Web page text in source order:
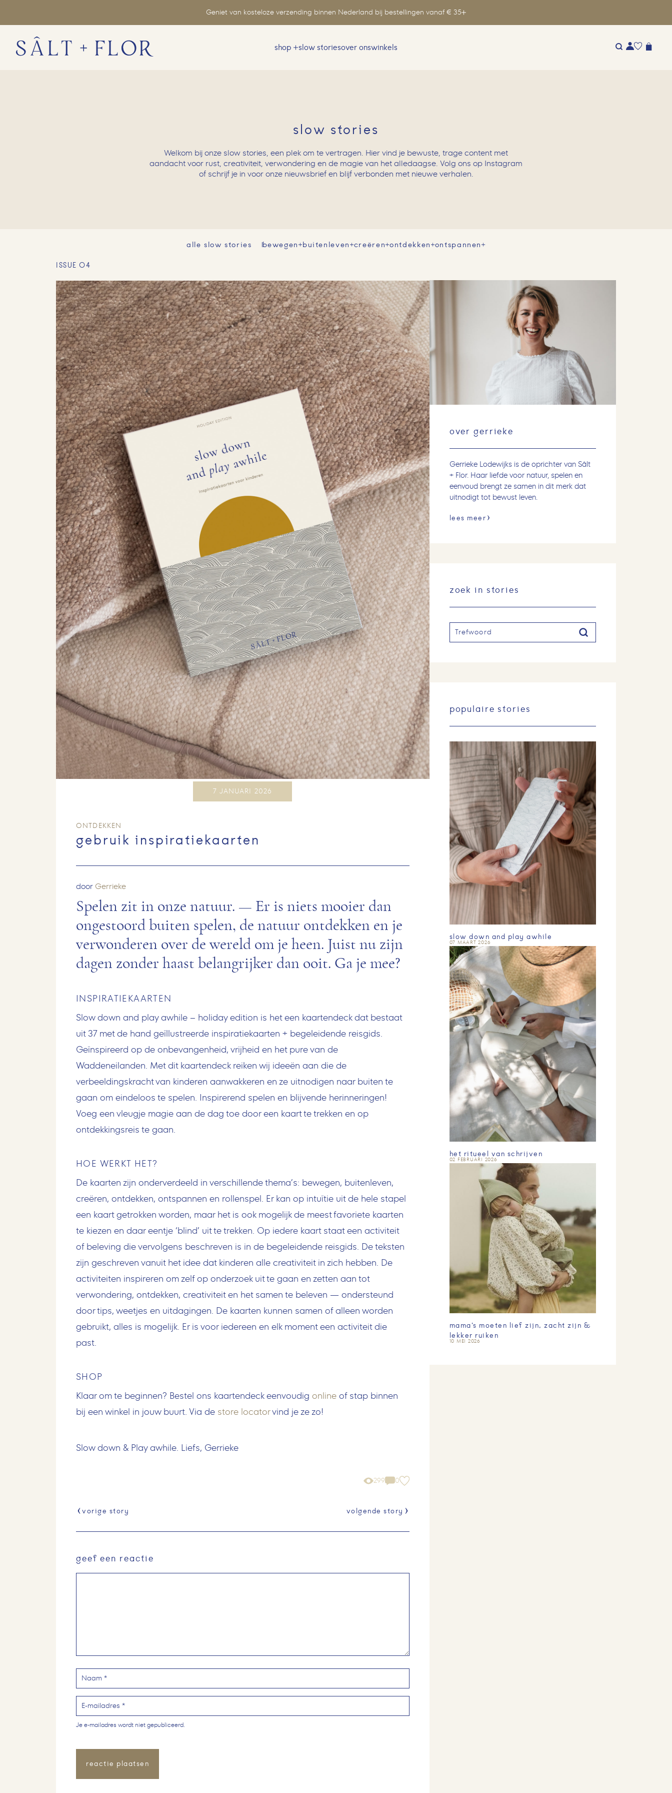
Geniet van kosteloze verzending binnen Nederland bij bestellingen vanaf € 35
shop slow storiesover onswinkels
slow stories
Welkom bij onze slow stories, een plek om te vertragen. Hier vind je bewuste, trage content met
aandacht voor rust, creativiteit, verwondering en de magie van het alledaagse. Volg ons op Instagram
of schrijf je in voor onze nieuwsbrief en blijf verbonden met nieuwe verhalen.
alle slow stories bewegen buitenleven creëren ontdekken ontspannen
ISSUE 04
7 JANUARI 2026
ONTDEKKEN
gebruik inspiratiekaarten
door Gerrieke
Spelen zit in onze natuur. — Er is niets mooier dan
ongestoord buiten spelen, de natuur ontdekken en je
verwonderen over de wereld om je heen. Juist nu zijn
dagen zonder haast belangrijker dan ooit. Ga je mee?
INSPIRATIEKAARTEN
Slow down and play awhile – holiday edition is het een kaartendeck dat bestaat
uit 37 met de hand geïllustreerde inspiratiekaarten + begeleidende reisgids.
Geïnspireerd op de onbevangenheid, vrijheid en het pure van de
Waddeneilanden. Met dit kaartendeck reiken wij ideeën aan die de
verbeeldingskracht van kinderen aanwakkeren en ze uitnodigen naar buiten te
gaan om eindeloos te spelen. Inspirerend spelen en blijvende herinneringen!
Voeg een vleugje magie aan de dag toe door een kaart te trekken en op
ontdekkingsreis te gaan.
HOE WERKT HET?
De kaarten zijn onderverdeeld in verschillende thema’s: bewegen, buitenleven,
creëren, ontdekken, ontspannen en rollenspel. Er kan op intuïtie uit de hele stapel
een kaart getrokken worden, maar het is ook mogelijk de meest favoriete kaarten
te kiezen en daar eentje ‘blind’ uit te trekken. Op iedere kaart staat een activiteit
of beleving die vervolgens beschreven is in de begeleidende reisgids. De teksten
zijn geschreven vanuit het idee dat kinderen alle creativiteit in zich hebben. De
activiteiten inspireren om zelf op onderzoek uit te gaan en zetten aan tot
verwondering, ontdekken, creativiteit en het samen te beleven — ondersteund
door tips, weetjes en uitdagingen. De kaarten kunnen samen of alleen worden
gebruikt, alles is mogelijk. Er is voor iedereen en elk moment een activiteit die
past.
SHOP
Klaar om te beginnen? Bestel ons kaartendeck eenvoudig online of stap binnen
bij een winkel in jouw buurt. Via de store locatorvind je ze zo!
Slow down & Play awhile. Liefs, Gerrieke
299 0
vorige story volgende story
geef een reactie
Je e-mailadres wordt niet gepubliceerd.
over gerrieke
Gerrieke Lodewijks is de oprichter van Sâlt
+ Flor. Haar liefde voor natuur, spelen en
eenvoud brengt ze samen in dit merk dat
uitnodigt tot bewust leven.
lees meer
zoek in stories
Zoeken
Zoeken
populaire stories
slow down and play awhile
07 MAART 2026
het ritueel van schrijven
02 FEBRUARI 2026
mama’s moeten lief zijn, zacht zijn &
lekker ruiken
10 MEI 2026